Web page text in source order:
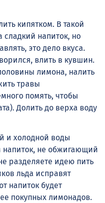
кипятком. В такой
сладкий напиток, но
это дело вкуса.
влить в кувшин.
лимона, налить
травы
помять, чтобы
Долить до верха воду
и холодной воды
напиток, не обжигающий
разделяете идею пить
льда исправят
напиток будет
покупных лимонадов.